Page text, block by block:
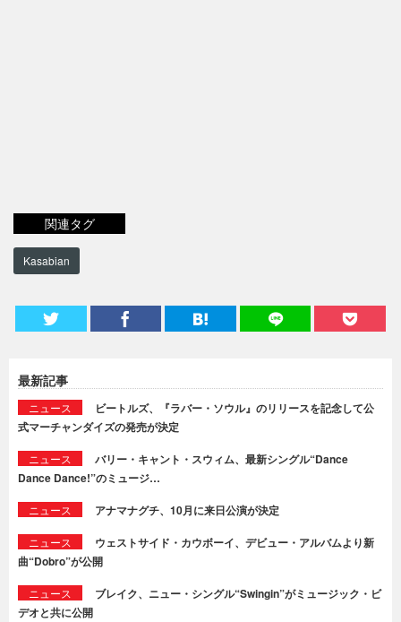
関連タグ
Kasabian
最新記事
ニュース
ビートルズ、『ラバー・ソウル』のリリースを記念して公
式マーチャンダイズの発売が決定
ニュース
バリー・キャント・スウィム、最新シングル“Dance
Dance Dance!”のミュージ…
ニュース アナマナグチ、10月に来日公演が決定
ニュース
ウェストサイド・カウボーイ、デビュー・アルバムより新
曲“Dobro”が公開
ニュース
ブレイク、ニュー・シングル“Swingin”がミュージック・ビ
デオと共に公開